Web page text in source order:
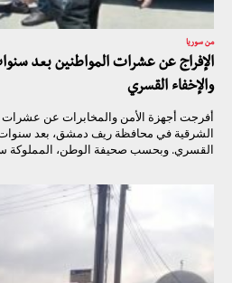
من سوريا
الإفراج عن عشرات المواطنين بعد
والإخفاء القسري
أفرجت أجهزة الأمن والمخابرات عن عشرات
الشرقية في محافظة ريف دمشق، بعد سنوات
القسري. وبحسب صحيفة الوطن، المملوكة